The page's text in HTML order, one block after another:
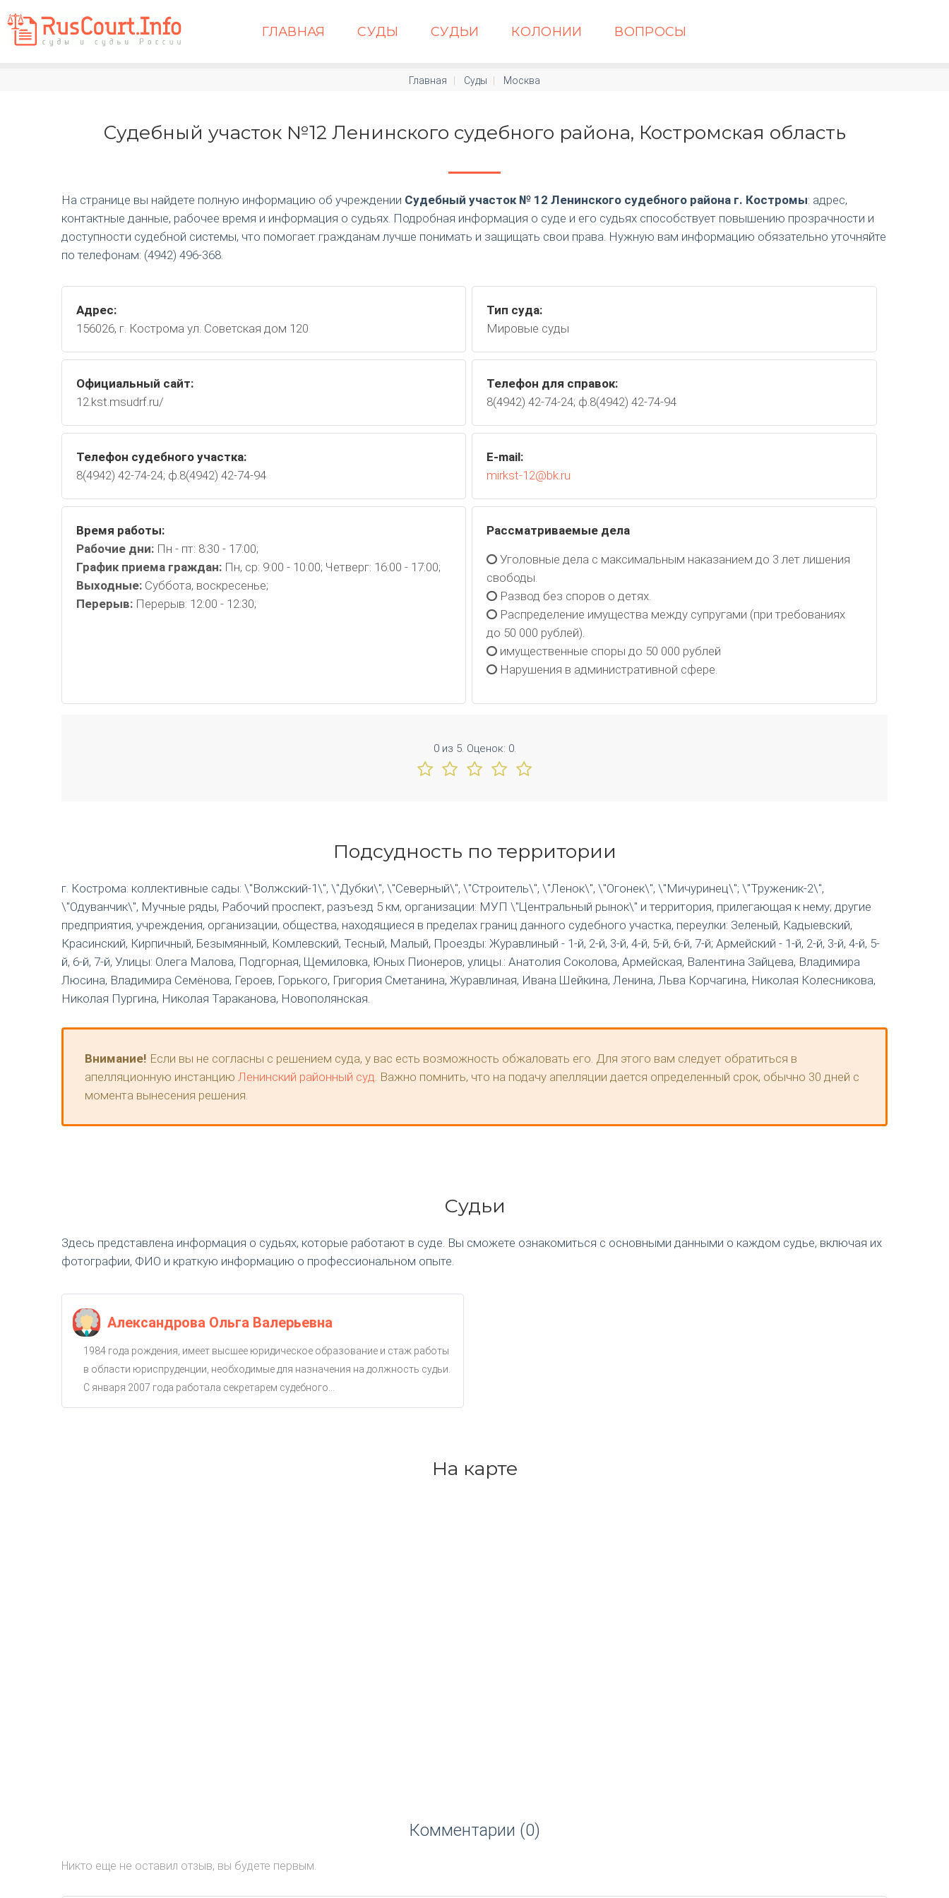
ГЛАВНАЯ СУДЫ СУДЬИ КОЛОНИИ ВОПРОСЫ
Главная Суды Москва
Судебный участок №12 Ленинского судебного района, Костромская область
На странице вы найдете полную информацию об учреждении Судебный участок № 12 Ленинского судебного района г. Костромы: адрес,
контактные данные, рабочее время и информация о судьях. Подробная информация о суде и его судьях способствует повышению прозрачности и
доступности судебной системы, что помогает гражданам лучше понимать и защищать свои права. Нужную вам информацию обязательно уточняйте
по телефонам: (4942) 496-368.
Адрес:
156026, г. Кострома ул. Советская дом 120
Тип суда:
Мировые суды
Официальный сайт:
12.kst.msudrf.ru/
Телефон для справок:
8(4942) 42-74-24; ф.8(4942) 42-74-94
Телефон судебного участка:
8(4942) 42-74-24; ф.8(4942) 42-74-94
E-mail:
mirkst-12@bk.ru
Время работы:
Рабочие дни: Пн - пт: 8:30 - 17:00;
График приема граждан: Пн, ср: 9:00 - 10:00; Четверг: 16:00 - 17:00;
Выходные: Суббота, воскресенье;
Перерыв: Перерыв: 12:00 - 12:30;
Рассматриваемые дела
Уголовные дела с максимальным наказанием до 3 лет лишения
свободы.
Развод без споров о детях.
Распределение имущества между супругами (при требованиях
до 50 000 рублей).
имущественные споры до 50 000 рублей
Нарушения в административной сфере.
0из 5. Оценок: 0.
Подсудность по территории
г. Кострома: коллективные сады: \"Волжский-1\", \"Дубки\", \"Северный\", \"Строитель\", \"Ленок\", \"Огонек\", \"Мичуринец\"; \"Труженик-2\",
\"Одуванчик\", Мучные ряды, Рабочий проспект, разъезд 5 км, организации: МУП \"Центральный рынок\" и территория, прилегающая к нему; другие
предприятия, учреждения, организации, общества, находящиеся в пределах границ данного судебного участка, переулки: Зеленый, Кадыевский,
Красинский, Кирпичный, Безымянный, Комлевский, Тесный, Малый, Проезды: Журавлиный - 1-й, 2-й, 3-й, 4-й, 5-й, 6-й, 7-й; Армейский - 1-й, 2-й, 3-й, 4-й, 5-
й, 6-й, 7-й, Улицы: Олега Малова, Подгорная, Щемиловка, Юных Пионеров, улицы.: Анатолия Соколова, Армейская, Валентина Зайцева, Владимира
Люсина, Владимира Семёнова, Героев, Горького, Григория Сметанина, Журавлиная, Ивана Шейкина, Ленина, Льва Корчагина, Николая Колесникова,
Николая Пургина, Николая Тараканова, Новополянская.
Внимание! Если вы не согласны с решением суда, у вас есть возможность обжаловать его. Для этого вам следует обратиться в
апелляционную инстанцию Ленинский районный суд. Важно помнить, что на подачу апелляции дается определенный срок, обычно 30 дней с
момента вынесения решения.
Судьи
Здесь представлена информация о судьях, которые работают в суде. Вы сможете ознакомиться с основными данными о каждом судье, включая их
фотографии, ФИО и краткую информацию о профессиональном опыте.
Александрова Ольга Валерьевна
1984 года рождения, имеет высшее юридическое образование и стаж работы
в области юриспруденции, необходимые для назначения на должность судьи.
С января 2007 года работала секретарем судебного...
На карте
Комментарии (0)
Никто еще не оставил отзыв, вы будете первым.